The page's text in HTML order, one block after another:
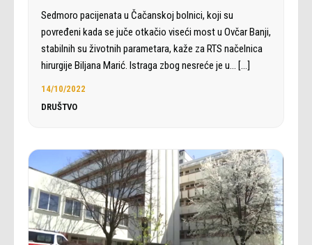
Sedmoro pacijenata u Čačanskoj bolnici, koji su
povređeni kada se juče otkačio viseći most u Ovčar Banji,
stabilnih su životnih parametara, kaže za RTS načelnica
hirurgije Biljana Marić. Istraga zbog nesreće je u… […]
14/10/2022
DRUŠTVO